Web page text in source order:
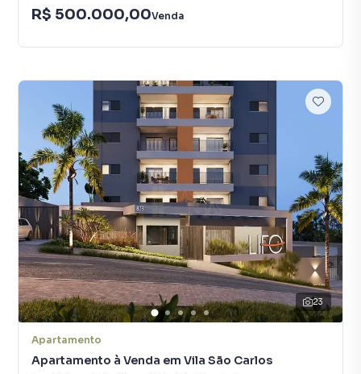
R$ 500.000,00Venda
23
Apartamento
Apartamento à Venda em Vila São Carlos